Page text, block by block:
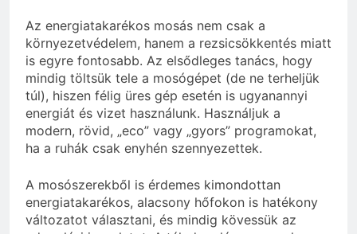
Az energiatakarékos mosás nem csak a
környezetvédelem, hanem a rezsicsökkentés miatt
is egyre fontosabb. Az elsődleges tanács, hogy
mindig töltsük tele a mosógépet (de ne terheljük
túl), hiszen félig üres gép esetén is ugyanannyi
energiát és vizet használunk. Használjuk a
modern, rövid, „eco” vagy „gyors” programokat,
ha a ruhák csak enyhén szennyezettek.
A mosószerekből is érdemes kimondottan
energiatakarékos, alacsony hőfokon is hatékony
változatot választani, és mindig kövessük az